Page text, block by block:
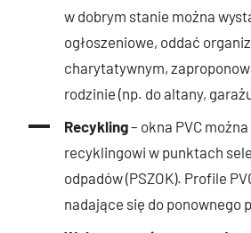
w dobrym stanie można
ogłoszeniowe, oddać
charytatywnym,
rodzinie (np. do altany,
Recykling– okna PVC
recyklingowi w punktach
odpadów (PSZOK). Profile
nadające się do ponownego